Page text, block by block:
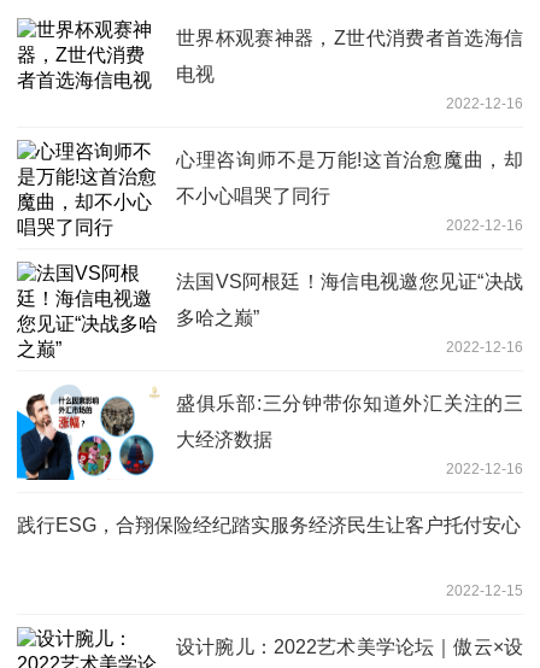
世界杯观赛神器，Z世代消费者首选海信
电视
2022-12-16
心理咨询师不是万能!这首治愈魔曲，却
不小心唱哭了同行
2022-12-16
法国VS阿根廷！海信电视邀您见证“决战
多哈之巅”
2022-12-16
盛俱乐部:三分钟带你知道外汇关注的三
大经济数据
2022-12-16
践行ESG，合翔保险经纪踏实服务经济民生让客户托付安心
2022-12-15
设计腕儿：2022艺术美学论坛｜傲云×设